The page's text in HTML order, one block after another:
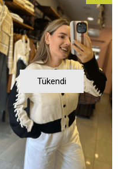
Tükendi
İndirim